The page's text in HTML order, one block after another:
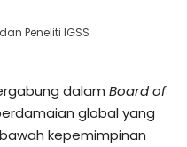
Peneliti IGSS
dalam Board of
global yang
kepemimpinan